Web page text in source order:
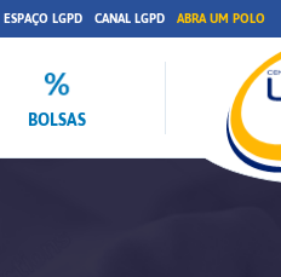
ESPAÇO LGPD CANAL LGPD ABRA UM POLO
BOLSAS